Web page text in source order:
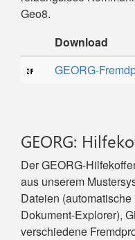
Geo8.
Download
GEORG-
GEORG:
Der GEORG-
aus unserem
Dateien
Dokument-Explorer),
verschiedene